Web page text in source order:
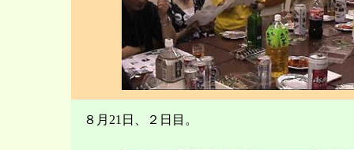
８月21日、２日目。